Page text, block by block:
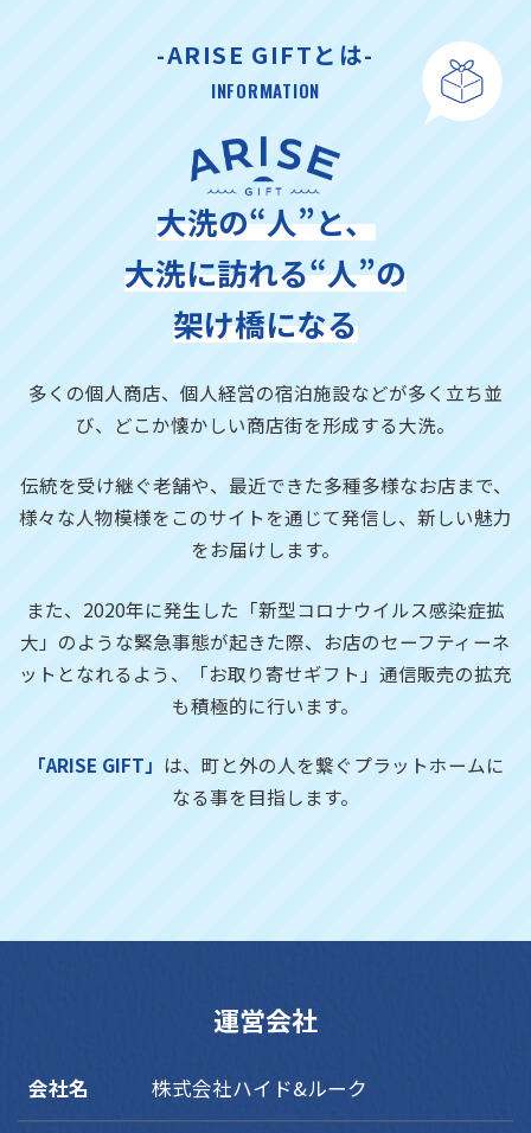
-ARISE GIFTとは-
INFORMATION
大洗の“人”と、
大洗に訪れる“人”の
架け橋になる
多くの個人商店、個人経営の宿泊施設などが多く立ち並
び、 どこか懐かしい商店街を形成する大洗。
伝統を受け継ぐ老舗や、最近できた多種多様なお店まで、
様々な人物模様をこのサイトを通じて発信し、新しい魅力
をお届けします。
また、2020年に発生した「新型コロナウイルス感染症拡
大」のような緊急事態が起きた際、お店のセーフティーネ
ットとなれるよう、「お取り寄せギフト」通信販売の拡充
も積極的に行います。
「ARISE GIFT」 は、町と外の人を繋ぐプラットホームに
なる事を目指します。
運営会社
会社名 株式会社ハイド&ルーク